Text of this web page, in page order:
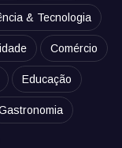
& Tecnologia
Comércio
Educação